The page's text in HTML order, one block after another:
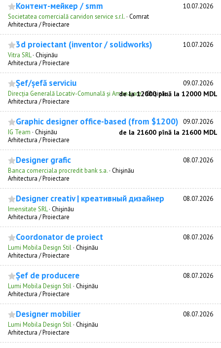
Контент-мейкер / smm 10.07.2026
Societatea comercială carvidon service s.r.l. · Comrat
Arhitectura / Proiectare
3d proiectant (inventor / solidworks) 10.07.2026
Vitra SRL · Chişinău
Arhitectura / Proiectare
Șef/șefă serviciu 09.07.2026
Direcția Generală Locativ-Comunală și Amenajare·Chişinău
de la 12000 pînă la 12000 MDL
Arhitectura / Proiectare
Graphic designer office-based (from $1200) 09.07.2026
IG Team · Chişinău de la 21600 pînă la 21600 MDL
Arhitectura / Proiectare
Designer grafic 08.07.2026
Banca comerciala procredit bank s.a. · Chişinău
Arhitectura / Proiectare
Designer creativ | креативный дизайнер 08.07.2026
Imensitate SRL · Chişinău
Arhitectura / Proiectare
Coordonator de proiect 08.07.2026
Lumi Mobila Design Stil · Chişinău
Arhitectura / Proiectare
Șef de producere 08.07.2026
Lumi Mobila Design Stil · Chişinău
Arhitectura / Proiectare
Designer mobilier 08.07.2026
Lumi Mobila Design Stil · Chişinău
Arhitectura / Proiectare